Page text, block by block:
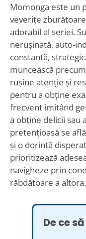
Momonga este un
veverițe
adorabil al seriei.
nerușinată, auto-
constantă,
muncească
rușine atenție și
pentru a obține
frecvent imitând
a obține delicii sau
pretențioasă se
și o dorință
prioritizează
navigheze prin
răbdătoare a altora.
De ce